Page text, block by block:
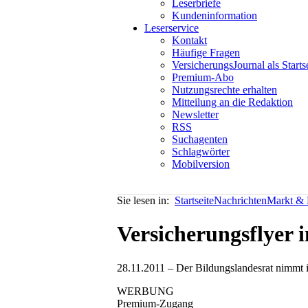
Leserbriefe
Kundeninformation
Leserservice
Kontakt
Häufige Fragen
VersicherungsJournal als
Premium-Abo
Nutzungsrechte erhalten
Mitteilung an die Redaktion
Newsletter
RSS
Suchagenten
Schlagwörter
Mobilversion
Sie lesen in: StartseiteNachrichtenMarkt &
Versicherungsflyer
28.11.2011 – Der Bildungslandesrat
WERBUNG
Premium-Zugang